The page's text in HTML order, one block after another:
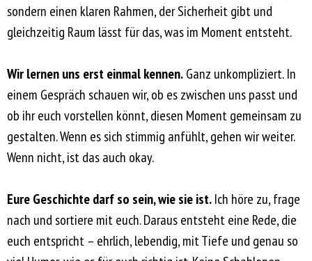
sondern einen klaren Rahmen, der Sicherheit gibt und
gleichzeitig Raum lässt für das, was im Moment entsteht.
Wir lernen uns erst einmal kennen.Ganz unkompliziert. In
einem Gespräch schauen wir, ob es zwischen uns passt und
ob ihr euch vorstellen könnt, diesen Moment gemeinsam zu
gestalten. Wenn es sich stimmig anfühlt, gehen wir weiter.
Wenn nicht, ist das auch okay.
Eure Geschichte darf so sein, wie sie ist.Ich höre zu, frage
nach und sortiere mit euch. Daraus entsteht eine Rede, die
euch entspricht – ehrlich, lebendig, mit Tiefe und genau so